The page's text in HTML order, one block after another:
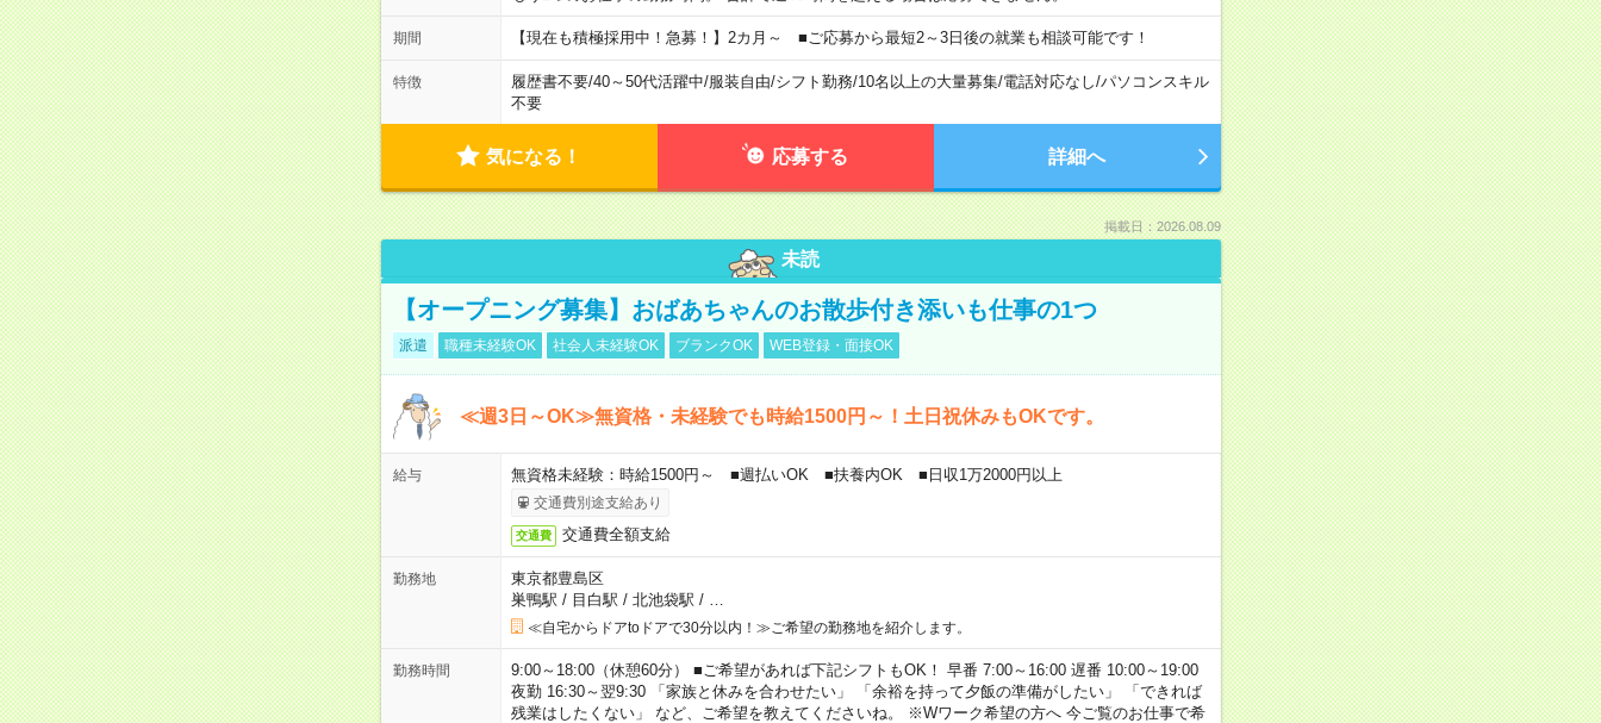
期間 【現在も積極採用中！急募！】2カ月～ ■ご応募から最短2～3日後の就業も相談可能です！
特徴 履歴書不要/40～50代活躍中/服装自由/シフト勤務/10名以上の大量募集/電話対応なし/パソコンスキル
不要
気になる！ 応募する 詳細へ
掲載日：2026.08.09
未読
【オープニング募集】おばあちゃんのお散歩付き添いも仕事の1つ
派遣 職種未経験OK 社会人未経験OK ブランクOK WEB登録・面接OK
≪週3日～OK≫無資格・未経験でも時給1500円～！土日祝休みもOKです。
給与 無資格未経験：時給1500円～ ■週払いOK ■扶養内OK ■日収1万2000円以上
交通費別途支給あり
交通費 交通費全額支給
勤務地
東京都豊島区
巣鴨駅 / 目白駅 / 北池袋駅 / …
≪自宅からドアtoドアで30分以内！≫ご希望の勤務地を紹介します。
勤務時間
9:00～18:00（休憩60分） ■ご希望があれば下記シフトもOK！ 早番 7:00～16:00 遅番 10:00～19:00
夜勤 16:30～翌9:30 「家族と休みを合わせたい」 「余裕を持って夕飯の準備がしたい」 「できれば
残業はしたくない」 など、ご希望を教えてくださいね。 ※Wワーク希望の方へ 今ご覧のお仕事で希